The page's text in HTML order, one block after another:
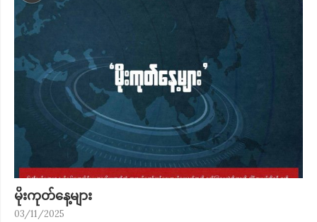
မိုးကုတ်​နေ့များ
03/11/2025